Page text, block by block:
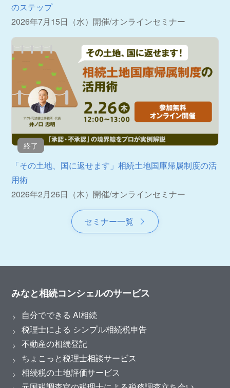
のステップ
2026年7月15日（水）開催/オンラインセミナー
終了
「その土地、国に返せます」相続土地国庫帰属制度の活
用術
2026年2月26日（木）開催/オンラインセミナー
セミナー一覧
みなと相続コンシェルのサービス
自分でできる AI相続
税理士による シンプル相続税申告
不動産の相続登記
ちょこっと税理士相談サービス
相続税の土地評価サービス